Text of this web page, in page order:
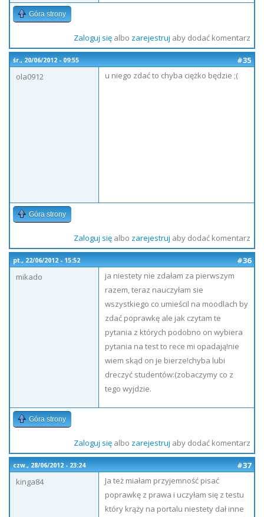
Góra strony
Zaloguj sięalbo zarejestruj aby dodać komentarz
śr., 20/06/2012 - 09:55
#35
ola0912
u niego zdać to chyba ciężko będzie ;(
Góra strony
Zaloguj sięalbo zarejestruj aby dodać komentarz
pt., 22/06/2012 - 15:52
#36
mikado
ja niestety nie zdałam za pierwszym
razem, teraz nauczyłam sie
wszystkiego co umieścil na moodlach by
zdać poprawkę ale jak czytam te
pytania z których podobno on wybiera
pytania na test to rece mi opadają!nie
wiem skąd on je bierze!chyba lubi
dreczyć studentów:(zobaczymy co z
tego wyjdzie.
Góra strony
Zaloguj sięalbo zarejestruj aby dodać komentarz
czw., 28/06/2012 - 23:24
#37
kinga84
Ja też miałam przyjemność pisać
poprawkę z prawa i uczyłam się z testu
który krąży na portalu niestety dał inne